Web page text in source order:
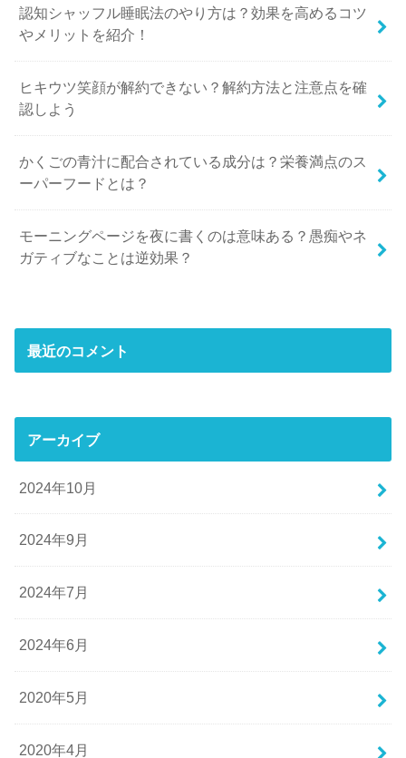
認知シャッフル睡眠法のやり方は？効果を高めるコツ
やメリットを紹介！
ヒキウツ笑顔が解約できない？解約方法と注意点を確
認しよう
かくごの青汁に配合されている成分は？栄養満点のス
ーパーフードとは？
モーニングページを夜に書くのは意味ある？愚痴やネ
ガティブなことは逆効果？
最近のコメント
アーカイブ
2024年10月
2024年9月
2024年7月
2024年6月
2020年5月
2020年4月